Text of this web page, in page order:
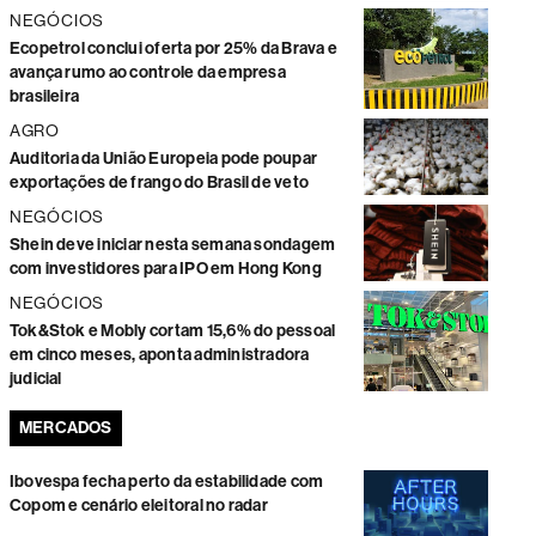
NEGÓCIOS
Ecopetrol conclui oferta por 25% da Brava e
avança rumo ao controle da empresa
brasileira
AGRO
Auditoria da União Europeia pode poupar
exportações de frango do Brasil de veto
NEGÓCIOS
Shein deve iniciar nesta semana sondagem
com investidores para IPO em Hong Kong
NEGÓCIOS
Tok&Stok e Mobly cortam 15,6% do pessoal
em cinco meses, aponta administradora
judicial
MERCADOS
Ibovespa fecha perto da estabilidade com
Copom e cenário eleitoral no radar